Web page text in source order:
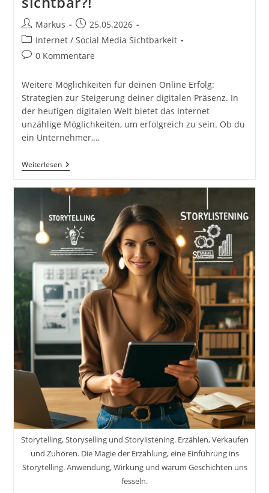
Beitrags-
Autor:
Markus
Beitrag
veröffentlicht:
25.05.2026
Beitrags-
Kategorie:
Internet / Social Media Sichtbarkeit
Beitrags-
0 Kommentare
Weitere Möglichkeiten für deinen Online Erfolg:
Strategien zur Steigerung deiner digitalen Präsenz. In
der heutigen digitalen Welt bietet das Internet
unzählige Möglichkeiten, um erfolgreich zu sein. Ob du
ein Unternehmer,…
WeiterlesenWeitere
Möglichkeiten
Deinen
Erfolg.
Wie
Werde
Ich
Im
Internet
Sichtbar?!
Storytelling, Storyselling und Storylistening. Erzählen, Verkaufen
und Zuhören. Die Magie der Erzählung, eine Einführung ins
Storytelling. Anwendung, Wirkung und warum Geschichten uns
fesseln.